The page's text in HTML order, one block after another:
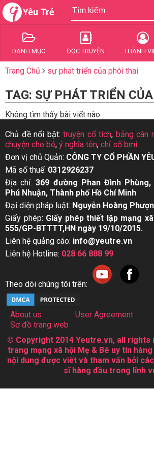
Yêu Trẻ
DANH MỤC ĐỌC TRUYỆN THÀNH
Trang Chủ sự phát triển của phôi thai
TAG: SỰ PHÁT TRIỂN
Không tìm thấy bài viết nào
Chủ đề nổi bật:truyện cổ tích, bảng cân
chuyện cho bé, ý nghĩa tên, chỉ số bmi
Đơn vị chủ Quản: CÔNG TY CỔ PHẦN
Mã số thuế: 0312926237
Địa chỉ:369 đường Phan Đình Phùng,
Phú Nhuận, Thành phố Hồ Chí Minh
Đại diện pháp luật: Nguyễn Hoàng
Giấy phép: Giấy phép thiết lập mạng
555/GP-BTTTT,HN ngày 19/10/2015.
Liên hệ quảng cáo: info@yeutre.vn
Liên hệ Hotline: 028 66 888 99
Theo dõi chúng tôi trên:
About us User Agreement
Sơ đồ trang web
© Copyright 2014 Yeutre.vn, all rights
trang mạng xã hội Mẹ & Bé uy tín
nội dung được viết và tham vấn bởi
sĩ hàng đầu trong lĩnh